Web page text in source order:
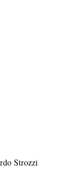
Strozzi